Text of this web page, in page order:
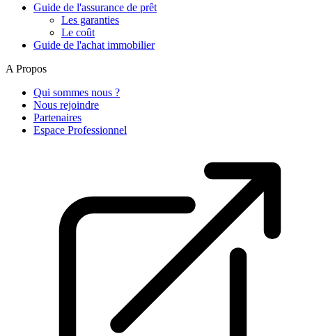
Guide de l'assurance de prêt
Les garanties
Le coût
Guide de l'achat immobilier
A Propos
Qui sommes nous ?
Nous rejoindre
Partenaires
Espace Professionnel